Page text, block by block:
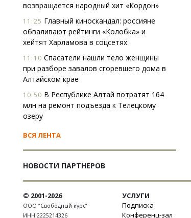
возвращается народный хит «Кордон»
11:25 Главный киноскандал: россияне
обваливают рейтинги «Колобка» и
хейтят Харламова в соцсетях
11:10 Спасатели нашли тело женщины
при разборе завалов сгоревшего дома в
Алтайском крае
10:50 В Республике Алтай потратят 164
млн на ремонт подъезда к Телецкому
озеру
ВСЯ ЛЕНТА
НОВОСТИ ПАРТНЕРОВ
© 2001-2026
ООО “Свободный курс”
ИНН 2225214326
УСЛУГИ
Подписка
Конференц-зал